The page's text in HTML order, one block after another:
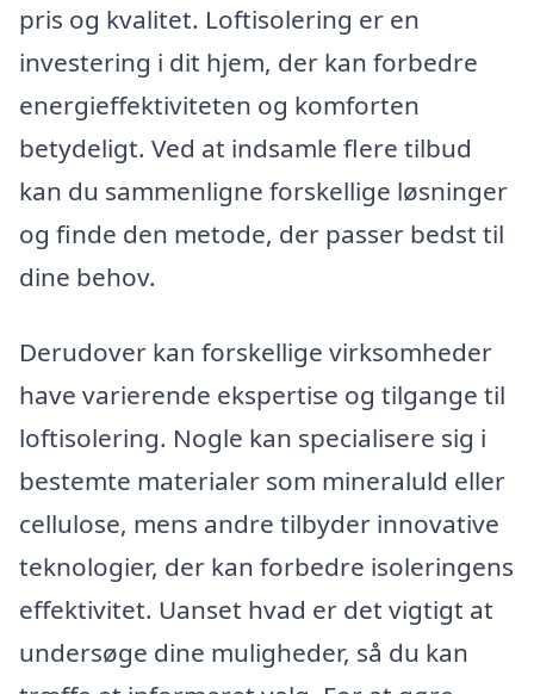
pris og kvalitet. Loftisolering er en
investering i dit hjem, der kan forbedre
energieffektiviteten og komforten
betydeligt. Ved at indsamle flere tilbud
kan du sammenligne forskellige løsninger
og finde den metode, der passer bedst til
dine behov.
Derudover kan forskellige virksomheder
have varierende ekspertise og tilgange til
loftisolering. Nogle kan specialisere sig i
bestemte materialer som mineraluld eller
cellulose, mens andre tilbyder innovative
teknologier, der kan forbedre isoleringens
effektivitet. Uanset hvad er det vigtigt at
undersøge dine muligheder, så du kan